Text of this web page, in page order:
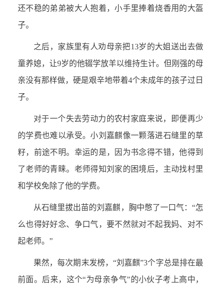
还不稳的弟弟被大人抱着，小手里捧着烧香用的大盔
子。
之后，家族里有人劝母亲把13岁的大姐送出去做
童养媳，让9岁的他辍学放羊以维持生计。但刚强的母
亲没有那样做，硬是艰辛地带着4个未成年的孩子过日
子。
对于一个失去劳动力的农村家庭来说，即便再少
的学费也难以承受。小刘嘉麒像一颗落进石缝里的草
籽，前途不明。幸运的是，因为书念得不错，他得到
了老师的青睐。老师得知刘家的困境后，主动找村里
和学校免除了他的学费。
从石缝里拔出苗的刘嘉麒，胸中憋了一口气：“怎
么也得好好念、争口气，要不然就对不起我妈、对不
起老师。”
果然，每次期末发榜，“刘嘉麒”3个字总是排在最
前面。后来，这个“为母亲争气”的小伙子考上高中，